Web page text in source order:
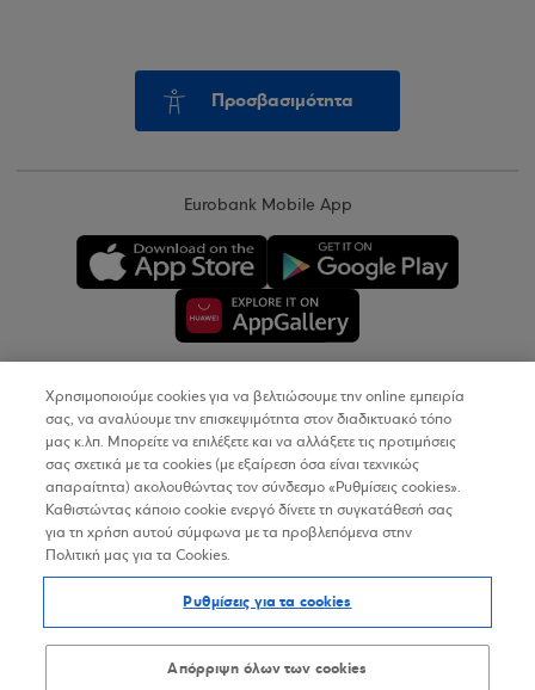
Προσβασιμότητα
Eurobank Mobile App
Copyright © 2026
Όροι Χρήσης
Προσωπικά Δεδομένα στον Διαδικτυακό Τόπο
Δήλωση Προσβασιμότητας
Sitemap
Χρησιμοποιούμε cookies για να βελτιώσουμε την online εμπειρία
σας, να αναλύουμε την επισκεψιμότητα στον διαδικτυακό τόπο
μας κ.λπ. Μπορείτε να επιλέξετε και να αλλάξετε τις προτιμήσεις
σας σχετικά με τα cookies (με εξαίρεση όσα είναι τεχνικώς
απαραίτητα) ακολουθώντας τον σύνδεσμο «Ρυθμίσεις cookies».
Καθιστώντας κάποιο cookie ενεργό δίνετε τη συγκατάθεσή σας
για τη χρήση αυτού σύμφωνα με τα προβλεπόμενα στην
Πολιτική μας για τα Cookies.
Ρυθμίσεις για τα cookies
Απόρριψη όλων των cookies